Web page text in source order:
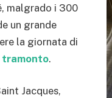
malgrado i 300
un grande
la giornata di
tramonto.
Jacques,